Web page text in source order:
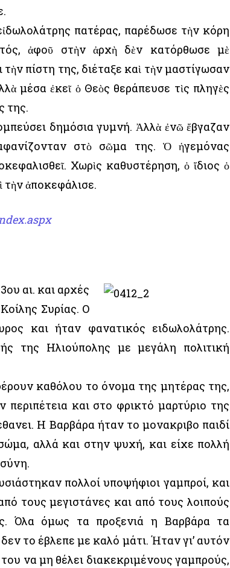
πατέρας, παρέδωσε τὴν κόρη
ἀφοῦ στὴν ἀρχὴ δὲν κατόρθωσε μὲ
πίστη της, διέταξε καὶ τὴν μαστίγωσαν
μέσα ἐκεῖ ὁ Θεὸς θεράπευσε τὶς πληγὲς
της.
δημόσια γυμνή. Ἀλλὰ ἐνῶ ἔβγαζαν
στὸ σῶμα της. Ὁ ἡγεμόνας
Χωρὶς καθυστέρηση, ὁ ἴδιος ὁ
τὴν ἀποκεφάλισε.
αι. και αρχές
Συρίας. Ο
και ήταν φανατικός ειδωλολάτρης.
της Ηλιούπολης με μεγάλη πολιτική
καθόλου το όνομα της μητέρας της,
και στο φρικτό μαρτύριο της
Η Βαρβάρα ήταν το μονακριβο παιδί
αλλά και στην ψυχή, και είχε πολλή
πολλοί υποψήφιοι γαμπροί, και
τους μεγιστάνες και από τους λοιπούς
Όλα όμως τα προξενιά η Βαρβάρα τα
το έβλεπε με καλό μάτι. Ήταν γι’ αυτόν
να μη θέλει διακεκριμένους γαμπρούς,